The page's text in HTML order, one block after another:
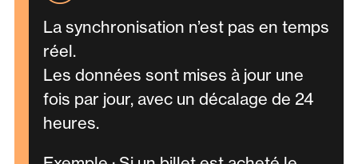
La synchronisation n’est pas en temps
réel.
Les données sont mises à jour une
fois par jour, avec un décalage de 24
heures.